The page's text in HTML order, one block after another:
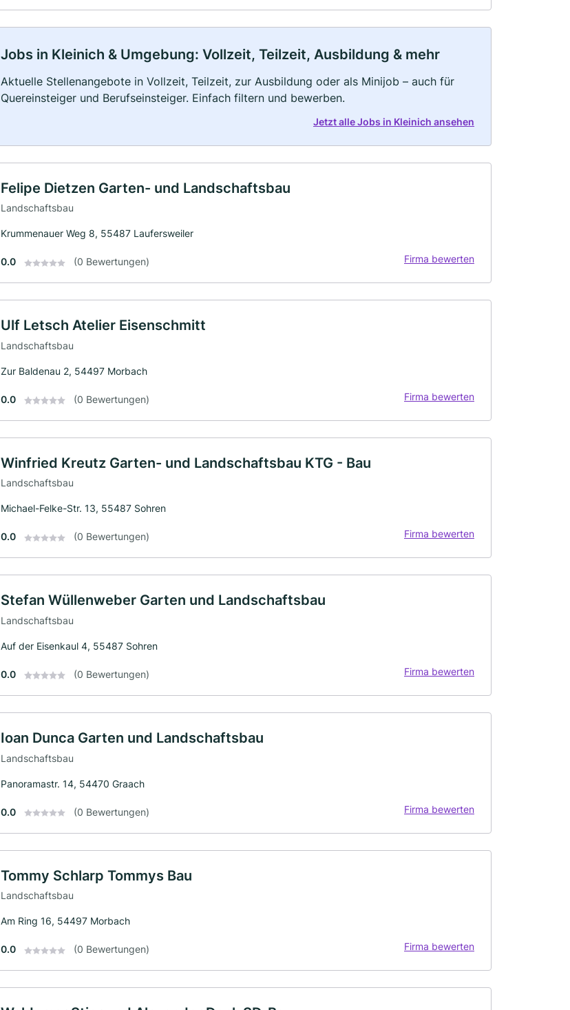
Jobs in Kleinich & Umgebung: Vollzeit, Teilzeit, Ausbildung & mehr
Aktuelle Stellenangebote in Vollzeit, Teilzeit, zur Ausbildung oder als Minijob – auch für
Quereinsteiger und Berufseinsteiger. Einfach filtern und bewerben.
Jetzt alle Jobs in Kleinich ansehen
Felipe Dietzen Garten- und Landschaftsbau
Landschaftsbau
Krummenauer Weg 8, 55487 Laufersweiler
0.0 (0 Bewertungen) Firma bewerten
Ulf Letsch Atelier Eisenschmitt
Landschaftsbau
Zur Baldenau 2, 54497 Morbach
0.0 (0 Bewertungen) Firma bewerten
Winfried Kreutz Garten- und Landschaftsbau KTG - Bau
Landschaftsbau
Michael-Felke-Str. 13, 55487 Sohren
0.0 (0 Bewertungen) Firma bewerten
Stefan Wüllenweber Garten und Landschaftsbau
Landschaftsbau
Auf der Eisenkaul 4, 55487 Sohren
0.0 (0 Bewertungen) Firma bewerten
Ioan Dunca Garten und Landschaftsbau
Landschaftsbau
Panoramastr. 14, 54470 Graach
0.0 (0 Bewertungen) Firma bewerten
Tommy Schlarp Tommys Bau
Landschaftsbau
Am Ring 16, 54497 Morbach
0.0 (0 Bewertungen) Firma bewerten